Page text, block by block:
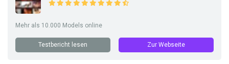
Mehr als 10.000 Models online
Testbericht lesen Zur Webseite